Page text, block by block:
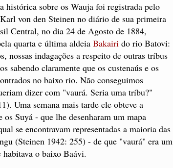
histórica sobre os Wauja foi registrada pelo
von den Steinen no diário de sua primeira
Central, no dia 24 de Agosto de 1884,
quarta e última aldeia Bakairido rio Batovi:
nossas indagações a respeito de outras tríbus
sabendo claramente que os custenaús e os
no baixo rio. Não conseguimos
dizer com "vaurá. Seria uma tríbu?"
Uma semana mais tarde ele obteve a
os Suyá - que lhe desenharam um mapa
se encontravam representadas a maioria das
(Steinen 1942: 255) - de que "vaurá" era um
habitava o baixo Baávi.